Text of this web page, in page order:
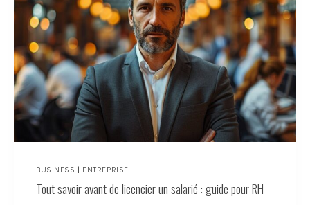
BUSINESS | ENTREPRISE
Tout savoir avant de licencier un salarié : guide pour RH